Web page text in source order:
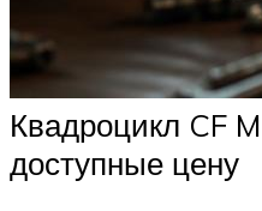
Квадроцикл CF
доступные цену